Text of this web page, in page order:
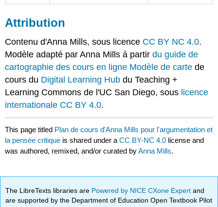
Attribution
Contenu d'Anna Mills, sous licence CC BY NC 4.0.
Modèle adapté par Anna Mills à partirdu guide de
cartographie des cours en ligne Modèle de carte de
cours du Digital Learning Hub du Teaching +
Learning Commons de l'UC San Diego, sous licence
internationale CC BY 4.0.
This page titled Plan de cours d'Anna Mills pour l'argumentation et
la pensée critique is shared under aCC BY-NC 4.0 license and
was authored, remixed, and/or curated byAnna Mills.
The LibreTexts libraries are Powered by NICE CXone Expertand
are supported by the Department of Education Open Textbook Pilot